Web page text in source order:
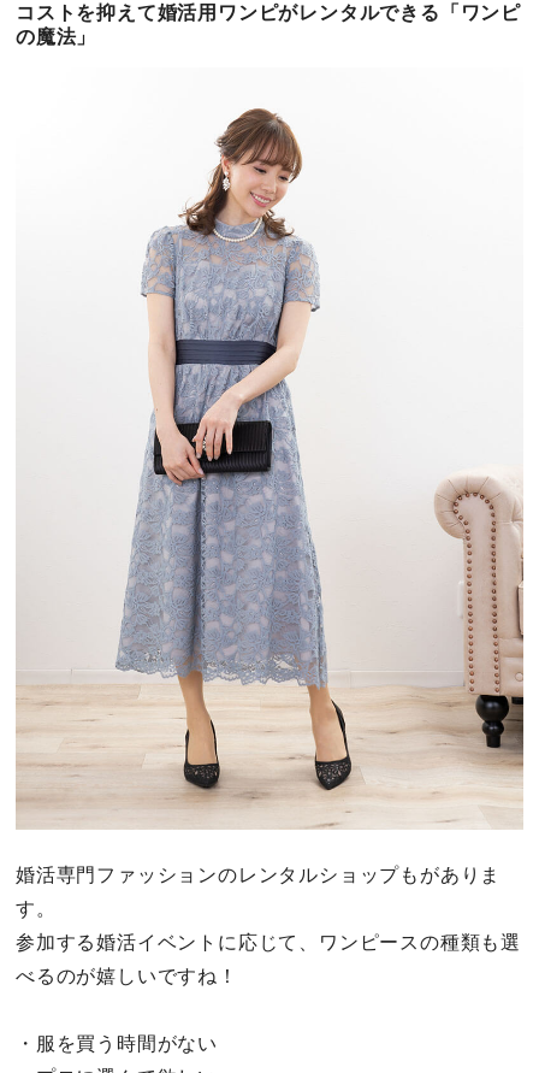
コストを抑えて婚活用ワンピがレンタルできる「ワンピ
の魔法」
婚活専門ファッションのレンタルショップもがありま
す。
参加する婚活イベントに応じて、ワンピースの種類も選
べるのが嬉しいですね！
・服を買う時間がない